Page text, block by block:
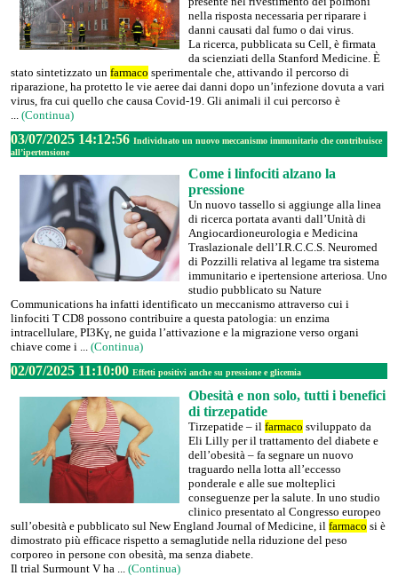
nella risposta necessaria per riparare i
danni causati dal fumo o dai virus.
La ricerca, pubblicata su Cell, è firmata
da scienziati della Stanford Medicine. È
stato sintetizzato un farmaco sperimentale che, attivando il percorso di
riparazione, ha protetto le vie aeree dai danni dopo un’infezione dovuta a vari
virus, fra cui quello che causa Covid-19. Gli animali il cui percorso è
... (Continua)
03/07/2025 14:12:56 Individuato un nuovo meccanismo immunitario che contribuisce
all’ipertensione
Come i linfociti alzano la
pressione
Un nuovo tassello si aggiunge alla linea
di ricerca portata avanti dall’Unità di
Angiocardioneurologia e Medicina
Traslazionale dell’I.R.C.C.S. Neuromed
di Pozzilli relativa al legame tra sistema
immunitario e ipertensione arteriosa. Uno
studio pubblicato su Nature
Communications ha infatti identificato un meccanismo attraverso cui i
linfociti T CD8 possono contribuire a questa patologia: un enzima
intracellulare, PI3Kγ, ne guida l’attivazione e la migrazione verso organi
chiave come i ... (Continua)
02/07/2025 11:10:00 Effetti positivi anche su pressione e glicemia
Obesità e non solo, tutti i benefici
di tirzepatide
Tirzepatide – il farmaco sviluppato da
Eli Lilly per il trattamento del diabete e
dell’obesità – fa segnare un nuovo
traguardo nella lotta all’eccesso
ponderale e alle sue molteplici
conseguenze per la salute. In uno studio
clinico presentato al Congresso europeo
sull’obesità e pubblicato sul New England Journal of Medicine, il farmaco si è
dimostrato più efficace rispetto a semaglutide nella riduzione del peso
corporeo in persone con obesità, ma senza diabete.
Il trial Surmount V ha ... (Continua)